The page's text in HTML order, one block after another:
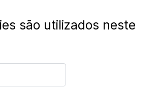
são utilizados neste